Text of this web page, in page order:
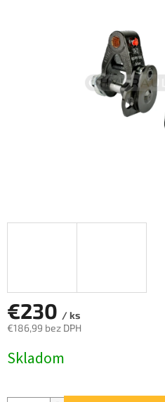
€230 / ks
€186,99 bez DPH
cena:
Skladom